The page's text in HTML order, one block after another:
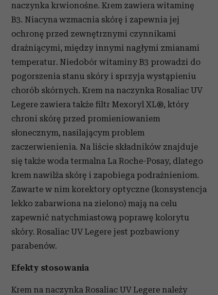
naczynka krwionośne. Krem zawiera witaminę
B3. Niacyna wzmacnia skórę i zapewnia jej
ochronę przed zewnętrznymi czynnikami
drażniącymi, między innymi nagłymi zmianami
temperatur. Niedobór witaminy B3 prowadzi do
pogorszenia stanu skóry i sprzyja wystąpieniu
chorób skórnych. Krem na naczynka Rosaliac UV
Legere zawiera także filtr Mexoryl XL®, który
chroni skórę przed promieniowaniem
słonecznym, nasilającym problem
zaczerwienienia. Na liście składników znajduje
się także woda termalna La Roche-Posay, dlatego
krem nawilża skórę i zapobiega podrażnieniom.
Zawarte w nim korektory optyczne (konsystencja
lekko zabarwiona na zielono) mają na celu
zapewnić natychmiastową poprawę kolorytu
skóry. Rosaliac UV Legere jest pozbawiony
parabenów.
Efekty stosowania
Krem na naczynka Rosaliac UV Legere należy